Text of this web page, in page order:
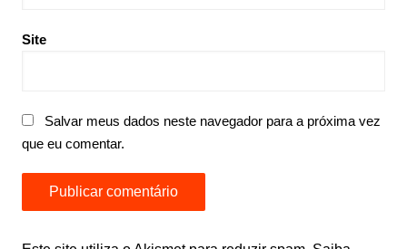
Site
Salvar meus dados neste navegador para a próxima vez
que eu comentar.